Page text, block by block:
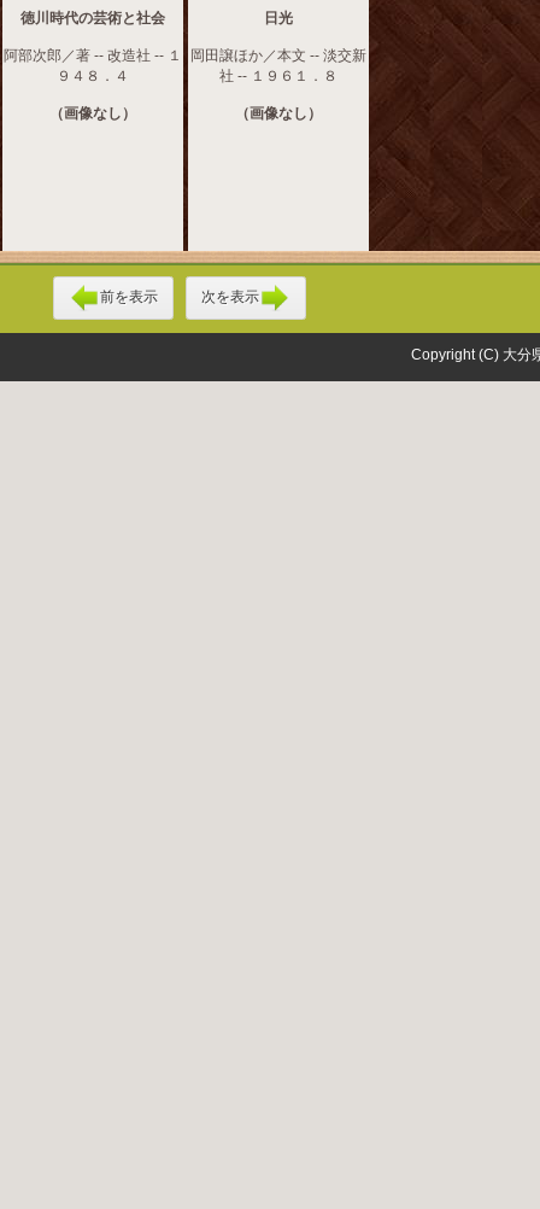
徳川時代の芸術と社会
阿部次郎／著 -- 改造社 -- １
９４８．４
（画像なし）
日光
岡田譲ほか／本文 -- 淡交新
社 -- １９６１．８
（画像なし）
前を表示 次を表示
Copyright (C) 大分